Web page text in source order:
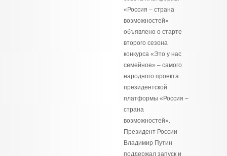
«Россия – страна
возможностей»
объявлено о старте
второго сезона
конкурса «Это у нас
семейное» – самого
народного проекта
президентской
платформы «Россия –
страна
возможностей».
Президент России
Владимир Путин
поддержал запуск и